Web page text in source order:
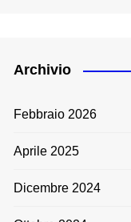
Archivio
Febbraio 2026
Aprile 2025
Dicembre 2024